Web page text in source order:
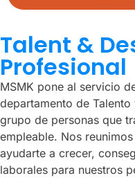
Talent &
Profesional
MSMK pone al servicio
departamento de
grupo de personas que
empleable. Nos
ayudarte a crecer,
laborales para nuestros